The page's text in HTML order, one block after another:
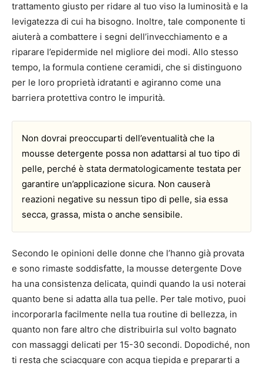
trattamento giusto per ridare al tuo viso la luminosità e la
levigatezza di cui ha bisogno. Inoltre, tale componente ti
aiuterà a combattere i segni dell’invecchiamento e a
riparare l’epidermide nel migliore dei modi. Allo stesso
tempo, la formula contiene ceramidi, che si distinguono
per le loro proprietà idratanti e agiranno come una
barriera protettiva contro le impurità.
Non dovrai preoccuparti dell’eventualità che la
mousse detergente possa non adattarsi al tuo tipo di
pelle, perché è stata dermatologicamente testata per
garantire un’applicazione sicura. Non causerà
reazioni negative su nessun tipo di pelle, sia essa
secca, grassa, mista o anche sensibile.
Secondo le opinioni delle donne che l’hanno già provata
e sono rimaste soddisfatte, la mousse detergente Dove
ha una consistenza delicata, quindi quando la usi noterai
quanto bene si adatta alla tua pelle. Per tale motivo, puoi
incorporarla facilmente nella tua routine di bellezza, in
quanto non fare altro che distribuirla sul volto bagnato
con massaggi delicati per 15-30 secondi. Dopodiché, non
ti resta che sciacquare con acqua tiepida e prepararti a